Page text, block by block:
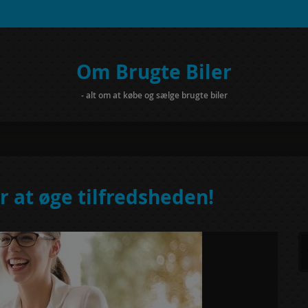
Om Brugte Biler
- alt om at købe og sælge brugte biler
at øge tilfredsheden!